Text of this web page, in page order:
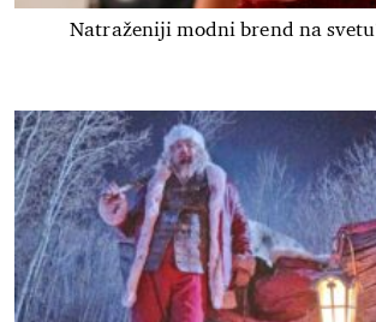
Natraženiji modni brend na